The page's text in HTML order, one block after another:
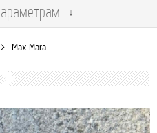
↓
Max Mara